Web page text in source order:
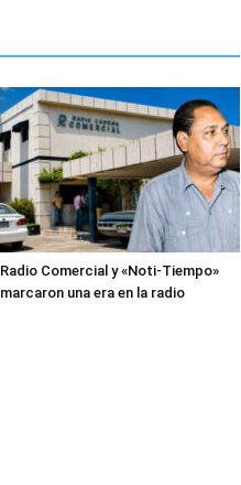
Radio Comercial y «Noti-Tiempo»
marcaron una era en la radio